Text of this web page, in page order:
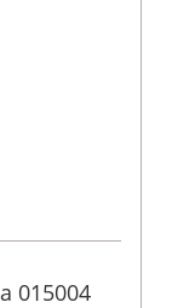
015004